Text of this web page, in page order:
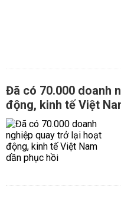
Đã có 70.000 doanh
động, kinh tế Việt